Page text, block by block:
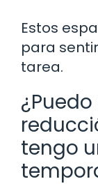
Estos
para
tarea.
tengo